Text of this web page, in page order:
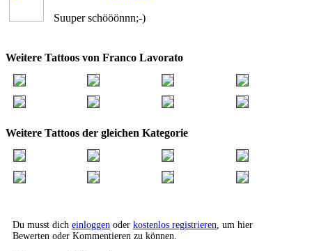
Suuper schööönnn;-)
Weitere Tattoos von Franco Lavorato
Weitere Tattoos der gleichen Kategorie
Du musst dich einloggen oder kostenlos registrieren , um hier
Bewerten oder Kommentieren zu können.